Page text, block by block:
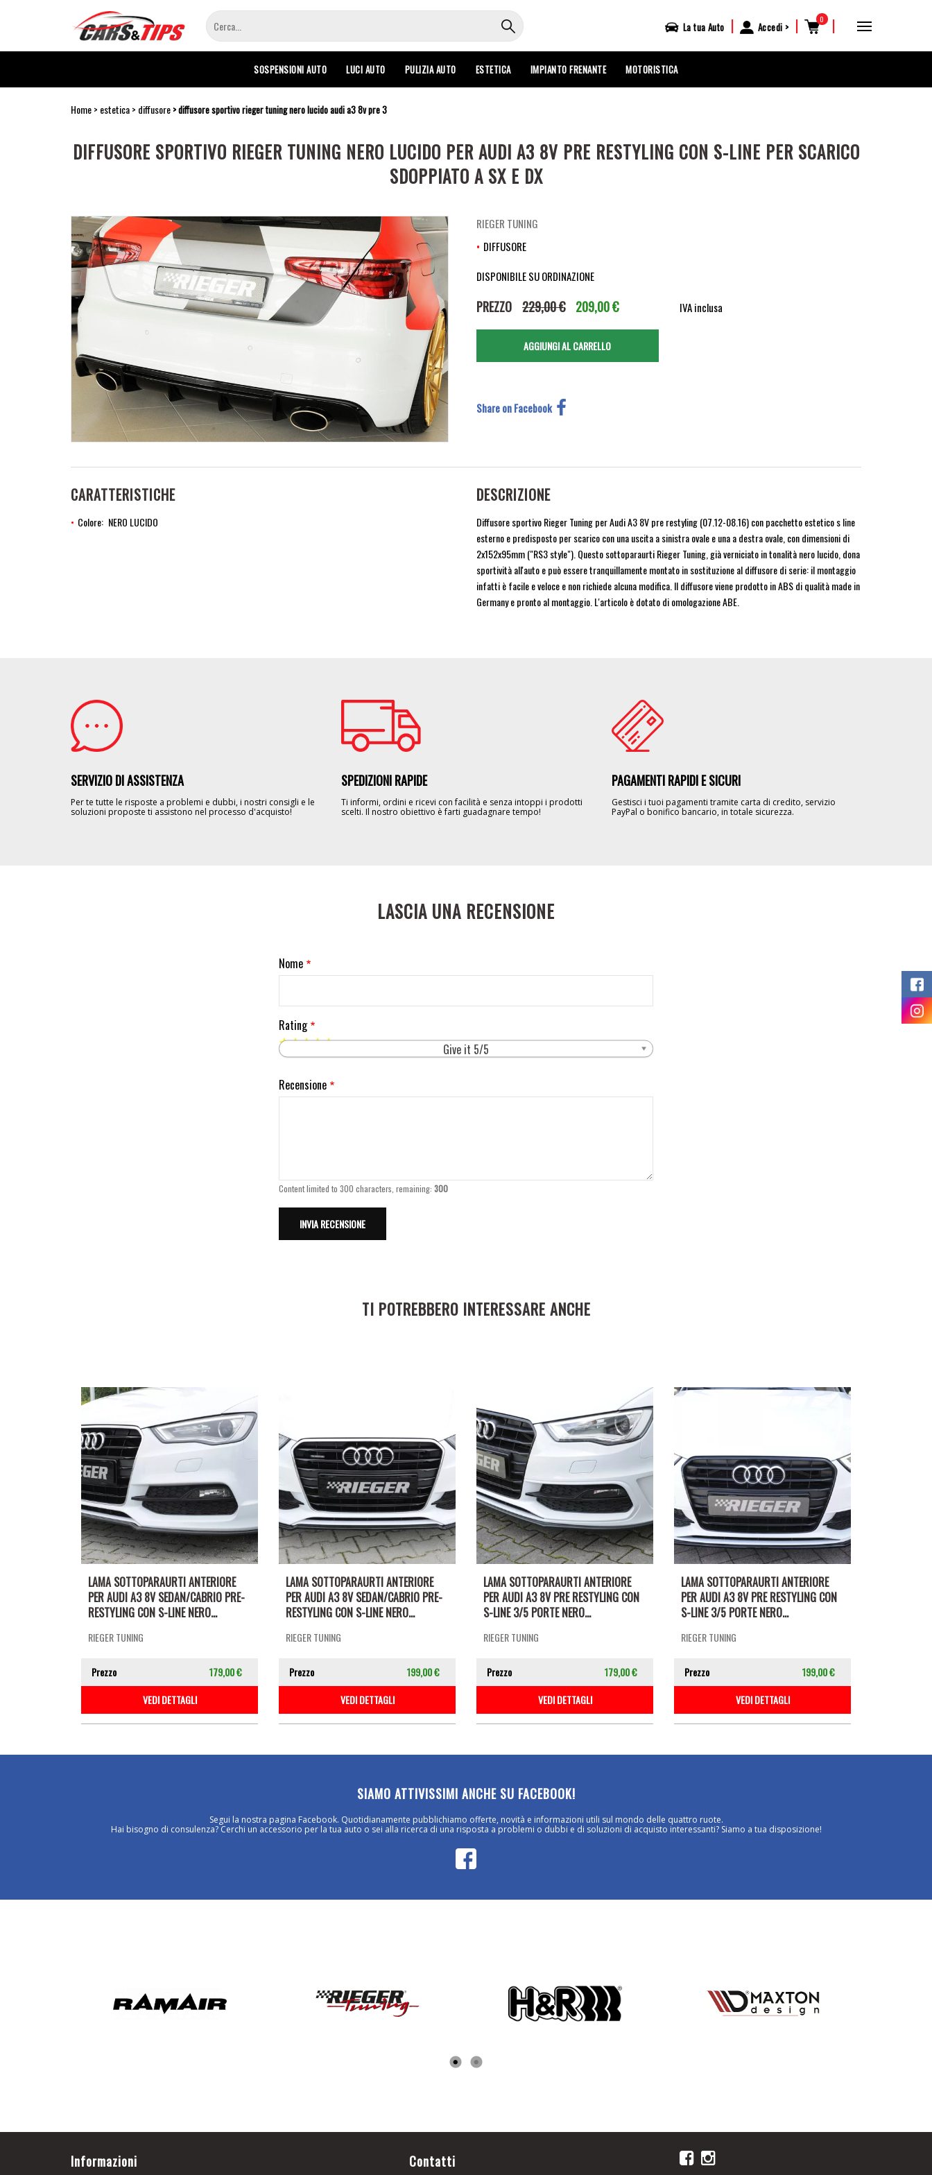
principale
La tua Auto | Accedi | 0 |
SOSPENSIONI AUTO LUCI AUTO PULIZIA AUTO ESTETICA IMPIANTO FRENANTE MOTORISTICA
Home estetica diffusore diffusore sportivo rieger tuning nero lucido audi a3 8v pre 3
DIFFUSORE SPORTIVO RIEGER TUNING NERO LUCIDO PER AUDI A3 8V PRE RESTYLING CON S-LINE PER SCARICO
SDOPPIATO A SX E DX
RIEGER TUNING
DIFFUSORE
DISPONIBILE SU ORDINAZIONE
PREZZO 229,00 € 209,00 € IVA inclusa
Share on Facebook
CARATTERISTICHE
Colore NERO LUCIDO
DESCRIZIONE
Diffusore sportivo Rieger Tuning per Audi A3 8V pre restyling (07.12-08.16) con pacchetto estetico s line
esterno e predisposto per scarico con una uscita a sinistra ovale e una a destra ovale, con dimensioni di
2x152x95mm ("RS3 style"). Questo sottoparaurti Rieger Tuning, già verniciato in tonalità nero lucido, dona
sportività all'auto e può essere tranquillamente montato in sostituzione al diffusore di serie: il montaggio
infatti è facile e veloce e non richiede alcuna modifica. Il diffusore viene prodotto in ABS di qualità made in
Germany e pronto al montaggio. L'articolo è dotato di omologazione ABE.
Image
SERVIZIO DI ASSISTENZA
Per te tutte le risposte a problemi e dubbi, i nostri consigli e le
soluzioni proposte ti assistono nel processo d'acquisto!
Image
SPEDIZIONI RAPIDE
Ti informi, ordini e ricevi con facilità e senza intoppi i prodotti
scelti. Il nostro obiettivo è farti guadagnare tempo!
Image
PAGAMENTI RAPIDI E SICURI
Gestisci i tuoi pagamenti tramite carta di credito, servizio
PayPal o bonifico bancario, in totale sicurezza.
LASCIA UNA RECENSIONE
Nome
Rating
Give it 5/5
Recensione
Content limited to 300 characters, remaining: 300
TI POTREBBERO INTERESSARE ANCHE
LAMA SOTTOPARAURTI ANTERIORE
PER AUDI A3 8V SEDAN/CABRIO PRE-
RESTYLING CON S-LINE NERO...
RIEGER TUNING
Prezzo
179,00 €
VEDI DETTAGLI
LAMA SOTTOPARAURTI ANTERIORE
PER AUDI A3 8V SEDAN/CABRIO PRE-
RESTYLING CON S-LINE NERO...
RIEGER TUNING
Prezzo
199,00 €
VEDI DETTAGLI
LAMA SOTTOPARAURTI ANTERIORE
PER AUDI A3 8V PRE RESTYLING CON
S-LINE 3/5 PORTE NERO...
RIEGER TUNING
Prezzo
179,00 €
VEDI DETTAGLI
LAMA SOTTOPARAURTI ANTERIORE
PER AUDI A3 8V PRE RESTYLING CON
S-LINE 3/5 PORTE NERO...
RIEGER TUNING
Prezzo
199,00 €
VEDI DETTAGLI
SIAMO ATTIVISSIMI ANCHE SU FACEBOOK!
Segui la nostra pagina Facebook. Quotidianamente pubblichiamo offerte, novità e informazioni utili sul mondo delle quattro ruote.
Hai bisogno di consulenza? Cerchi un accessorio per la tua auto o sei alla ricerca di una risposta a problemi o dubbi e di soluzioni di acquisto interessanti? Siamo a tua disposizione!
Informazioni Contatti